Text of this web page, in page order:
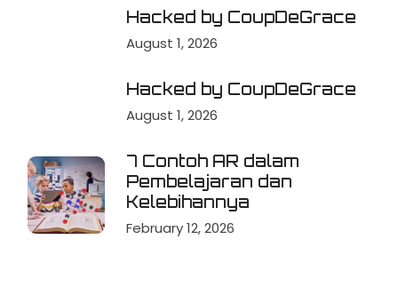
Hacked by CoupDeGrace
August 1, 2026
Hacked by CoupDeGrace
August 1, 2026
7 Contoh AR dalam
Pembelajaran dan
Kelebihannya
February 12, 2026